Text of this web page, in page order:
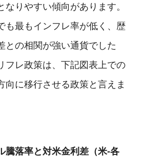
りやすい傾向があります。
も最もインフレ率が低く、歴
との相関が強い通貨でした
フレ政策は、下記図表上での
向に移行させる政策と言えま
騰落率と対米金利差（米-各